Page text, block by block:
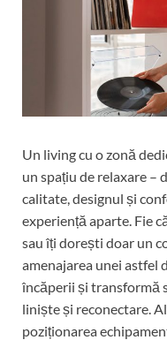
Un living cu o zonă
un spațiu de relaxare –
calitate, designul și
experiență aparte. Fie
sau îți dorești doar un
amenajarea unei astfel
încăperii și transformă
liniște și reconectare.
poziționarea